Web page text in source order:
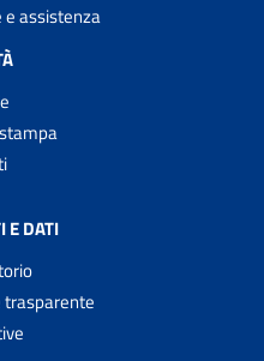
e assistenza
E DATI